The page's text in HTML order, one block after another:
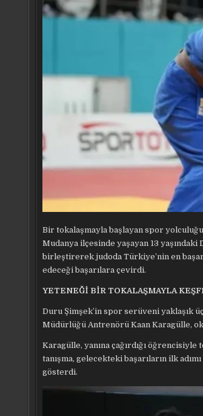
Bir tokalaşmayla başlayan spor
Mudanya ilçesinde yaşayan 13
birleştirerek judoda Türkiye’nin en
edeceği başarılara çevirdi.
YETENEĞİ BİR TOKALAŞMAYLA
Duru Şimşek’in spor serüveni yaklaşık
Müdürlüğü Antrenörü Kaan Karagülle,
Karagülle, yanına çağırdığı
tanışma, gelecekteki başarıların ilk
gösterdi.